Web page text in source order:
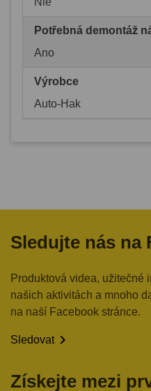
Potřebná demontáž
Ano
Výrobce
Auto-Hak
Sledujte nás na
Produktová videa, užitečné
našich aktivitách a mnoho
na naší Facebook stránce.
Sledovat
Získejte mezi